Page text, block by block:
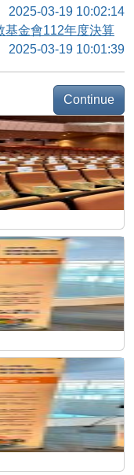
2025-03-19 10:02:14
基金會112年度決算
2025-03-19 10:01:39
Continue